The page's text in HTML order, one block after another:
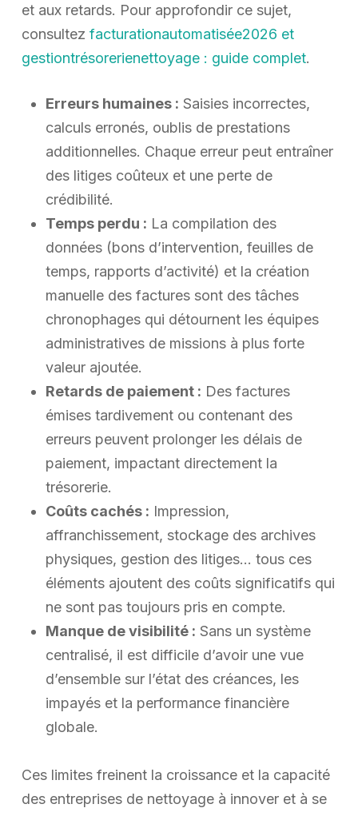
et aux retards. Pour approfondir ce sujet,
consultez facturationautomatisée2026 et
gestiontrésorerienettoyage : guide complet.
Erreurs humaines : Saisies incorrectes,
calculs erronés, oublis de prestations
additionnelles. Chaque erreur peut entraîner
des litiges coûteux et une perte de
crédibilité.
Temps perdu : La compilation des
données (bons d’intervention, feuilles de
temps, rapports d’activité) et la création
manuelle des factures sont des tâches
chronophages qui détournent les équipes
administratives de missions à plus forte
valeur ajoutée.
Retards de paiement : Des factures
émises tardivement ou contenant des
erreurs peuvent prolonger les délais de
paiement, impactant directement la
trésorerie.
Coûts cachés : Impression,
affranchissement, stockage des archives
physiques, gestion des litiges… tous ces
éléments ajoutent des coûts significatifs qui
ne sont pas toujours pris en compte.
Manque de visibilité : Sans un système
centralisé, il est difficile d’avoir une vue
d’ensemble sur l’état des créances, les
impayés et la performance financière
globale.
Ces limites freinent la croissance et la capacité
des entreprises de nettoyage à innover et à se